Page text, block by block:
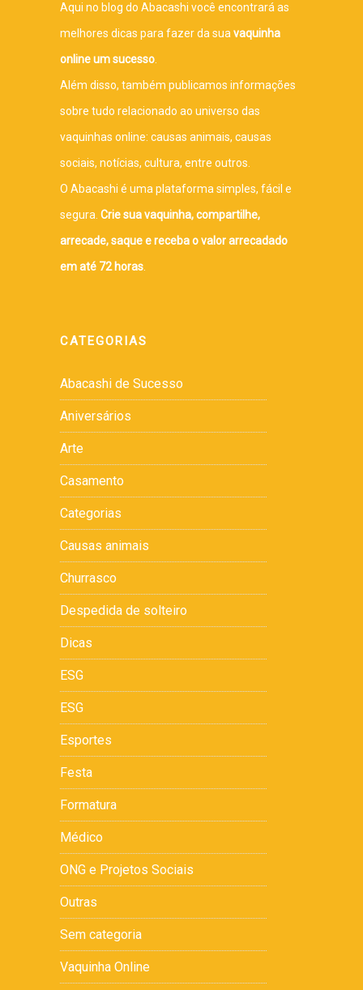
Aqui no blog do Abacashi você encontrará as
melhores dicas para fazer da suavaquinha
online um sucesso.
Além disso, também publicamos informações
sobre tudo relacionado ao universo das
vaquinhas online: causas animais, causas
sociais, notícias, cultura, entre outros.
O Abacashi é uma plataforma simples, fácil e
segura. Crie sua vaquinha, compartilhe,
arrecade, saque e receba o valor arrecadado
em até 72 horas.
CATEGORIAS
Abacashi de Sucesso
Aniversários
Arte
Casamento
Categorias
Causas animais
Churrasco
Despedida de solteiro
Dicas
ESG
ESG
Esportes
Festa
Formatura
Médico
ONG e Projetos Sociais
Outras
Sem categoria
Vaquinha Online